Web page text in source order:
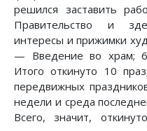
решился заставить
Правительство и
интересы и прижимки
— Введение во храм;
Итого откинуто 10
передвижных
недели и среда
Всего, значит,